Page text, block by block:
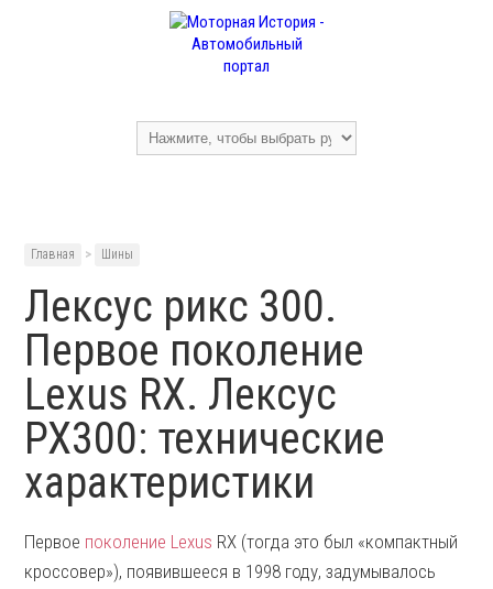
Главная > Шины
Лексус рикс 300.
Первое поколение
Lexus RX. Лексус
РХ300: технические
характеристики
Первое поколение Lexus RX (тогда это был «компактный
кроссовер»), появившееся в 1998 году, задумывалось